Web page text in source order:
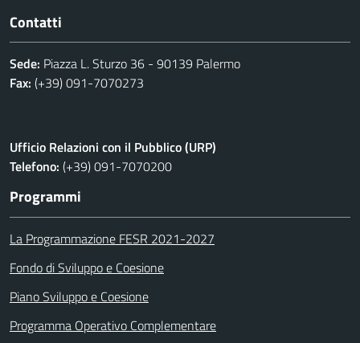
Contatti
Sede: Piazza L. Sturzo 36 - 90139 Palermo
Fax: (+39) 091-7070273
Ufficio Relazioni con il Pubblico (URP)
Telefono: (+39) 091-7070200
Programmi
La Programmazione FESR 2021-2027
Fondo di Sviluppo e Coesione
Piano Sviluppo e Coesione
Programma Operativo Complementare